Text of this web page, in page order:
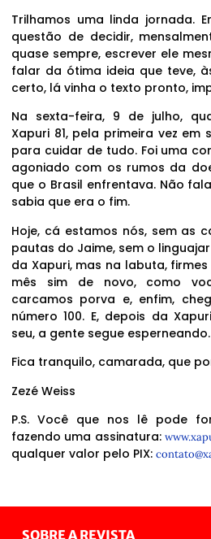
Trilhamos uma linda jornada.
questão de decidir,
quase sempre, escrever ele
falar da ótima ideia que teve,
certo, lá vinha o texto pronto,
Na sexta-feira, 9 de julho,
Xapuri 81, pela primeira vez em
para cuidar de tudo. Foi uma
agoniado com os rumos da
que o Brasil enfrentava. Não
sabia que era o fim.
Hoje, cá estamos nós, sem as
pautas do Jaime, sem o
da Xapuri, mas na labuta,
mês sim de novo, como
carcamos porva e, enfim,
número 100. E, depois da
seu, a gente segue esperneando.
Fica tranquilo, camarada, que
Zezé Weiss
P.S. Você que nos lê pode
fazendo uma assinatura:
qualquer valor pelo PIX:
SOBRE A REVISTA